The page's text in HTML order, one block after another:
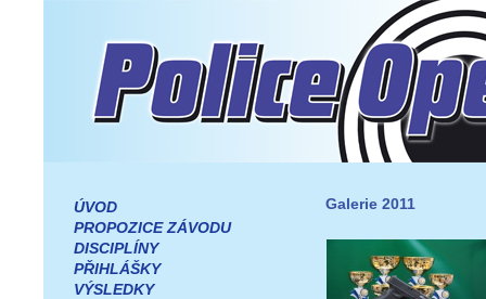
ÚVOD
PROPOZICE ZÁVODU
DISCIPLÍNY
PŘIHLÁŠKY
VÝSLEDKY
Galerie 2011